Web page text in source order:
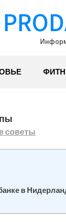
советы
в